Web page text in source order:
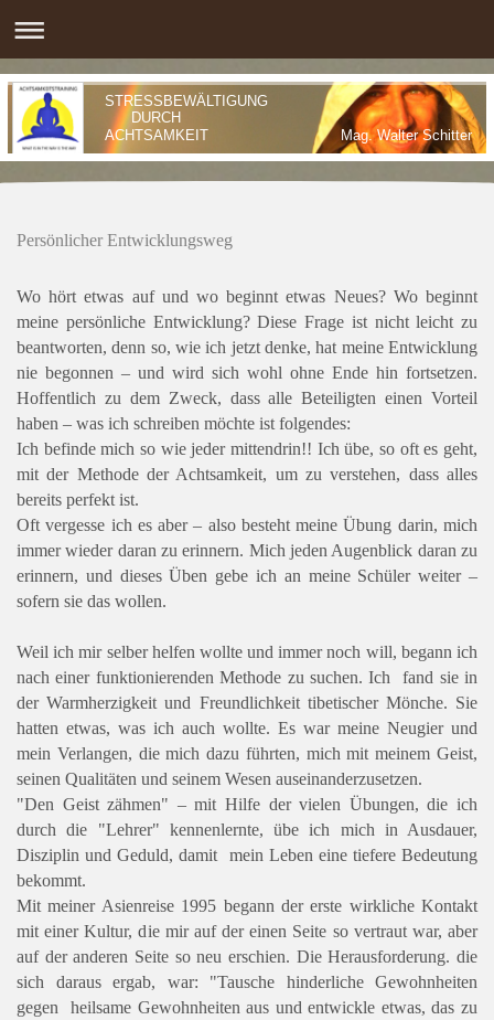
STRESSBEWÄLTIGUNG
DURCH
ACHTSAMKEIT Mag. Walter
Persönlicher Entwicklungsweg
Wo hört etwas auf und wo beginnt etwas Neues? Wo beginnt
meine persönliche Entwicklung? Diese Frage ist nicht leicht zu
beantworten, denn so, wie ich jetzt denke, hat meine Entwicklung
nie begonnen – und wird sich wohl ohne Ende hin fortsetzen.
Hoffentlich zu dem Zweck, dass alle Beteiligten einen Vorteil
haben – was ich schreiben möchte ist folgendes:
Ich befinde mich so wie jeder mittendrin!! Ich übe, so oft es geht,
mit der Methode der Achtsamkeit, um zu verstehen, dass alles
bereits perfekt ist.
Oft vergesse ich es aber – also besteht meine Übung darin, mich
immer wieder daran zu erinnern. Mich jeden Augenblick daran zu
erinnern, und dieses Üben gebe ich an meine Schüler weiter –
sofern sie das wollen.
Weil ich mir selber helfen wollte und immer noch will, begann ich
nach einer funktionierenden Methode zu suchen. Ich fand sie in
der Warmherzigkeit und Freundlichkeit tibetischer Mönche. Sie
hatten etwas, was ich auch wollte. Es war meine Neugier und
mein Verlangen, die mich dazu führten, mich mit meinem Geist,
seinen Qualitäten und seinem Wesen auseinanderzusetzen.
"Den Geist zähmen" – mit Hilfe der vielen Übungen, die ich
durch die "Lehrer" kennenlernte, übe ich mich in Ausdauer,
Disziplin und Geduld, damit mein Leben eine tiefere Bedeutung
bekommt.
Mit meiner Asienreise 1995 begann der erste wirkliche Kontakt
mit einer Kultur, die mir auf der einen Seite so vertraut war, aber
auf der anderen Seite so neu erschien. Die Herausforderung. die
sich daraus ergab, war: "Tausche hinderliche Gewohnheiten
gegen heilsame Gewohnheiten aus und entwickle etwas, das zu